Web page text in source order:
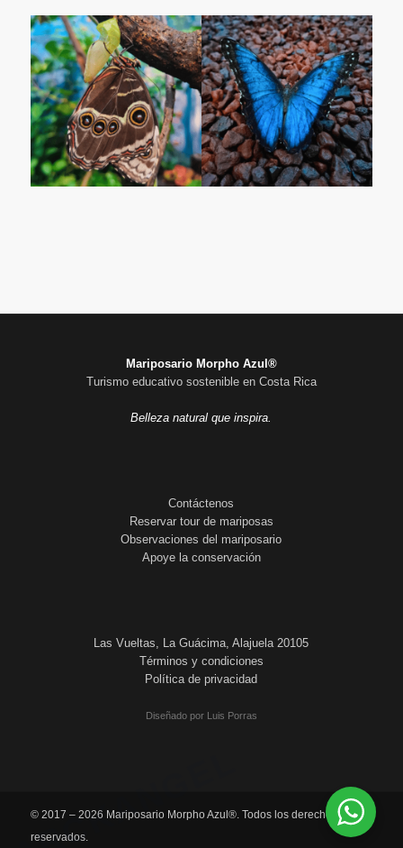
Mariposario Morpho Azul®
Turismo educativo sostenible en Costa Rica
Belleza natural que inspira.
Contáctenos
Reservar tour de mariposas
Observaciones del mariposario
Apoye la conservación
Las Vueltas, La Guácima, Alajuela 20105
Términos y condiciones
Política de privacidad
Diseñado por Luis Porras